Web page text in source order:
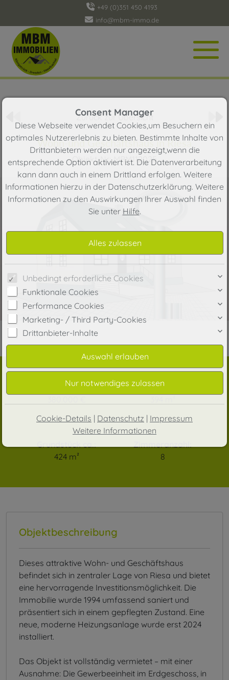
+49 (0)351 450 4193
info@mbm-immo.de
Zurück zur Übersicht
Wohn-und Geschäftshaus in Riesa
Objekt-Nr.: MBM112025
Preis:
Wohnfläche ca.:
Grundstück ca.:
424 m²
Zimmeranzahl:
8
Objektbeschreibung
Dieses attraktive Wohn- und Geschäftshaus
befindet sich in zentraler Lage von Riesa und bietet
eine hervorragende Investitionsmöglichkeit. Die
Immobilie wurde 1994 umfassend saniert und
präsentiert sich in einem gepflegten Zustand. Eine
neue, moderne Heizungsanlage wurde erst 2024
installiert.
Das Objekt ist vollständig vermietet – mit einer
Ausnahme: Die Gewerbeeinheit im Erdgeschoss, in
Consent Manager
Diese Webseite verwendet Cookies,um Besuchern ein
optimales Nutzererlebnis zu bieten. Bestimmte Inhalte von
Drittanbietern werden nur angezeigt,wenn die
entsprechende Option aktiviert ist. Die Datenverarbeitung
kann dann auch in einem Drittland erfolgen. Weitere
Informationen hierzu in der Datenschutzerklärung. Weitere
Informationen zu den Auswirkungen Ihrer Auswahl finden
Sie unter Hilfe.
Unbedingt erforderliche Cookies
Funktionale Cookies
Performance Cookies
Marketing- / Third Party-Cookies
Drittanbieter-Inhalte
Cookie-Details | Datenschutz | Impressum
Weitere Informationen